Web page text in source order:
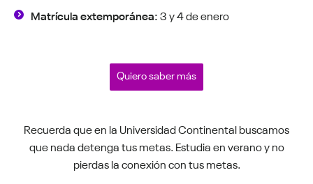
Matrícula extemporánea:3 y 4 de enero
Quiero saber más
Recuerda que en la Universidad Continental buscamos
que nada detenga tus metas. Estudia en verano y no
pierdas la conexión con tus metas.